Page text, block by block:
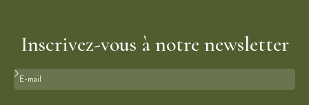
Inscrivez-vous à notre newsletter
Format : adresse@email.com